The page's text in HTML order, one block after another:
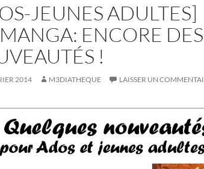
JEUNES ADULTES]
ENCORE DES
!
2014 M3DIATHEQUE LAISSER UN